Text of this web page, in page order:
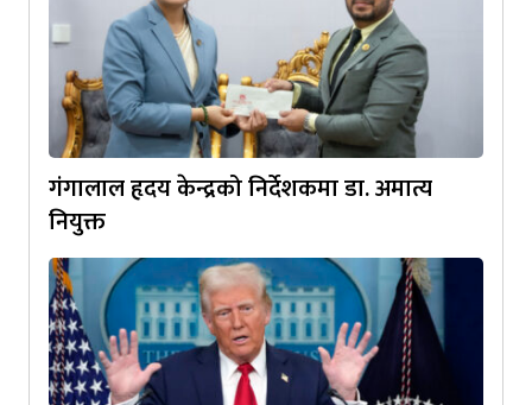
गंगालाल हृदय केन्द्रको निर्देशकमा डा. अमात्य
नियुक्त